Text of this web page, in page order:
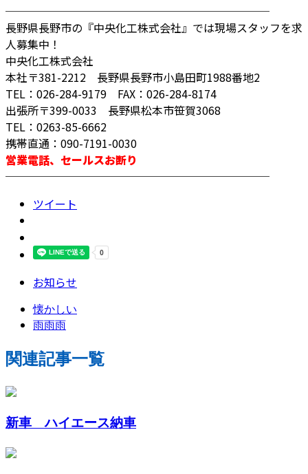
────────────────────────
長野県長野市の『中央化工株式会社』では現場スタッフを求
人募集中！
中央化工株式会社
本社〒381-2212 長野県長野市小島田町1988番地2
TEL：026-284-9179 FAX：026-284-8174
出張所〒399-0033 長野県松本市笹賀3068
TEL：0263-85-6662
携帯直通：090-7191-0030
営業電話、セールスお断り
────────────────────────
ツイート
お知らせ
懐かしい
雨雨雨
関連記事一覧
新車 ハイエース納車